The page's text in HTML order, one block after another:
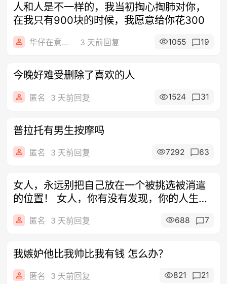
人和人是不一样的，我当初掏心掏肺对你，
在我只有900块的时候，我愿意给你花300
华仔在意大利 3 天前回复 1055 19
今晚好难受删除了喜欢的人
匿名 3 天前回复 1524 31
普拉托有男生按摩吗
匿名 3 天前回复 7292 63
女人，永远别把自己放在一个被挑选被消遣
的位置！ 女人，你有没有发现，你的人生过
得
匿名 3 天前回复 688 7
我嫉妒他比我帅比我有钱 怎么办？
匿名 3 天前回复 821 21